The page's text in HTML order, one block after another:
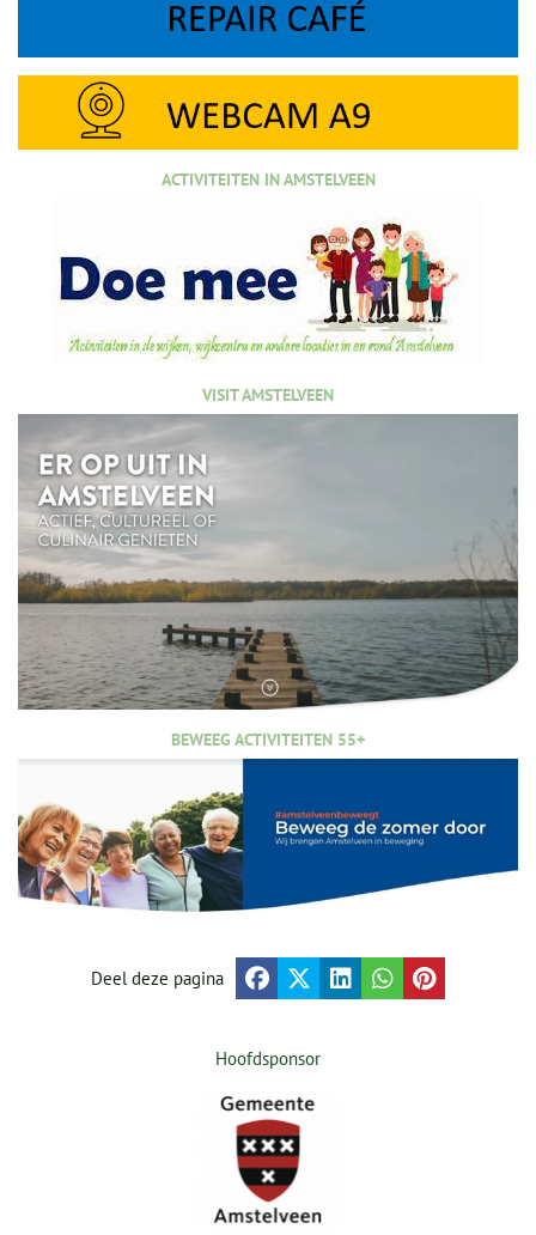
ACTIVITEITEN IN AMSTELVEEN
VISIT AMSTELVEEN
BEWEEG ACTIVITEITEN 55+
Deel deze pagina
Hoofdsponsor